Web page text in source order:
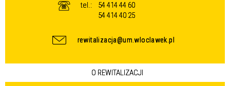
tel.:
54 414 44 60
54 414 40 25
rewitalizacja@um.wloclawek.pl
O REWITALIZACJI